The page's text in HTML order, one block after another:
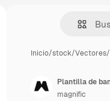
Inicio/stock/Vectores/
magnific